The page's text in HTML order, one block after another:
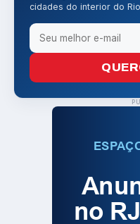
cidades do interior do